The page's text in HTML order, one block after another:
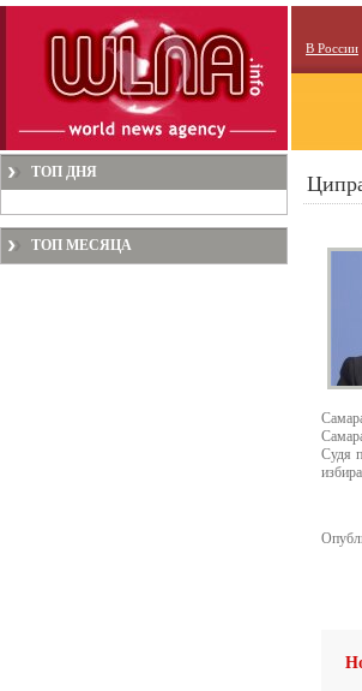
В России
ТОП ДНЯ
ТОП МЕСЯЦА
Судя